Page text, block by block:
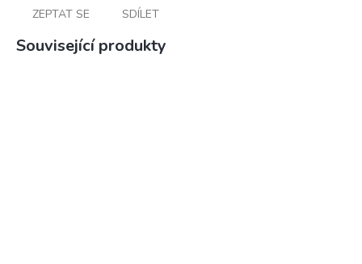
ZEPTAT SE SDÍLET
Související produkty